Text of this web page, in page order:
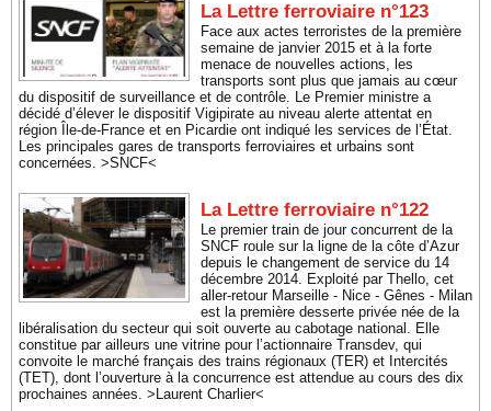
La Lettre ferroviaire n°123
Face aux actes terroristes de la première
semaine de janvier 2015 et à la forte
menace de nouvelles actions, les
transports sont plus que jamais au cœur
du dispositif de surveillance et de contrôle. Le Premier ministre a
décidé d’élever le dispositif Vigipirate au niveau alerte attentat en
région Île-de-France et en Picardie ont indiqué les services de l’État.
Les principales gares de transports ferroviaires et urbains sont
concernées. >SNCF<
La Lettre ferroviaire n°122
Le premier train de jour concurrent de la
SNCF roule sur la ligne de la côte d’Azur
depuis le changement de service du 14
décembre 2014. Exploité par Thello, cet
aller-retour Marseille - Nice - Gênes - Milan
est la première desserte privée née de la
libéralisation du secteur qui soit ouverte au cabotage national. Elle
constitue par ailleurs une vitrine pour l’actionnaire Transdev, qui
convoite le marché français des trains régionaux (TER) et Intercités
(TET), dont l’ouverture à la concurrence est attendue au cours des dix
prochaines années. >Laurent Charlier<